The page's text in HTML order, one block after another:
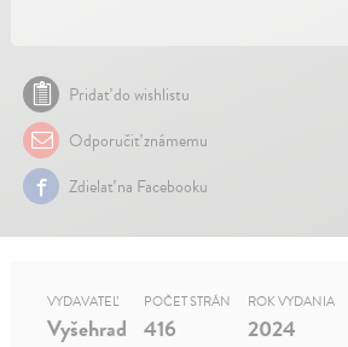
Pridať do wishlistu
Odporučiť známemu
Zdielať na Facebooku
VYDAVATEĽ
Vyšehrad
POČET STRÁN
416
ROK VYDANIA
2024